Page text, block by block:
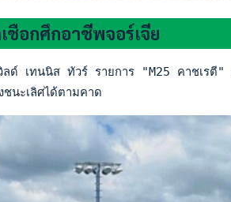
ชือกศึกอาชีพจอร์เจีย
ด์ เทนนิส ทัวร์ รายการ "M25 คาชเร
นะเลิศได้ตามคาด